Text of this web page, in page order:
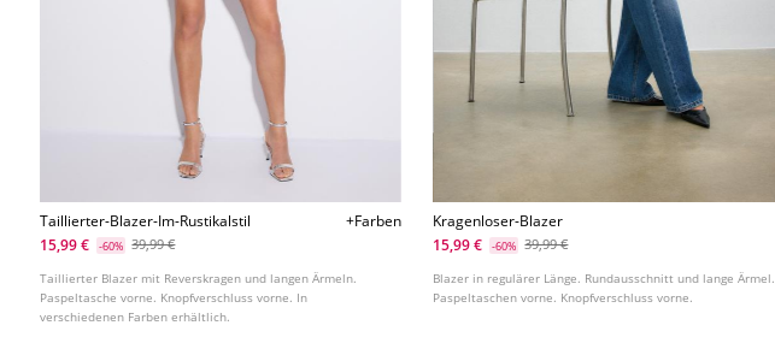
Taillierter-Blazer-Im-Rustikalstil
+Farben
15,99 €
-60% 39,99 €
Taillierter Blazer mit Reverskragen und langen Ärmeln.
Paspeltasche vorne. Knopfverschluss vorne. In
verschiedenen Farben erhältlich.
Kragenloser-Blazer
15,99 €
-60% 39,99 €
Blazer in regulärer Länge. Rundausschnitt und lange Ärmel.
Paspeltaschen vorne. Knopfverschluss vorne.